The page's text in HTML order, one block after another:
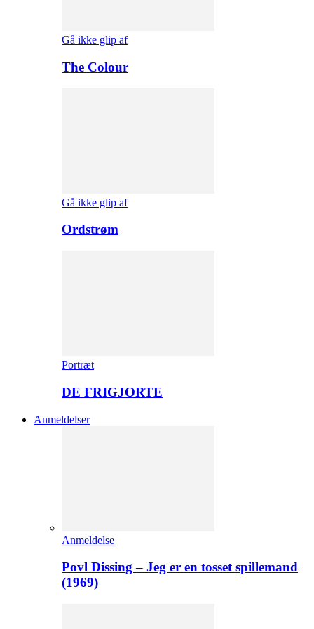
Gå ikke glip af
The Colour
Gå ikke glip af
Ordstrøm
Portræt
DE FRIGJORTE
Anmeldelser
Anmeldelse
Povl Dissing – Jeg er en tosset spillemand
(1969)